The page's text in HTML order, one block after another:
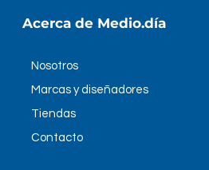
Acerca de Medio.día
Nosotros
Marcas y diseñadores
Tiendas
Contacto